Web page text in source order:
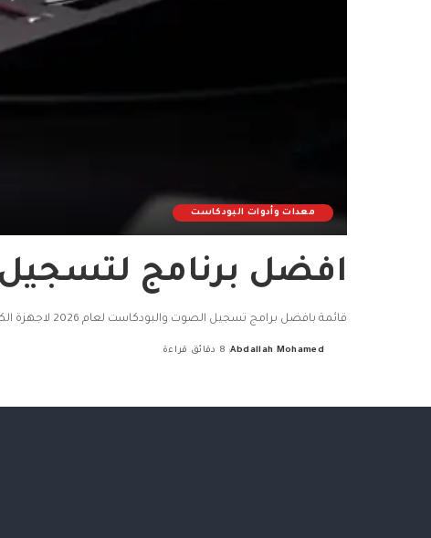
معدات وأدوات البودكاست
افضل برنامج لتسجيل
قائمة بافضل برامج تسجيل الصوت والبودكاست لعام 2026 لاجهزة الكمبيوتر والحاسب الشخصي تجدها بهذه المقالة
Abdallah Mohamed 8 دقائق قراءة